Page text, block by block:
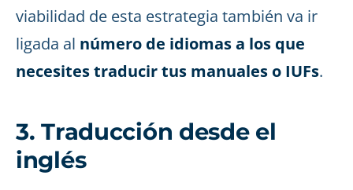
viabilidad de esta estrategia también va ir
ligada al número de idiomas a los que
necesites traducir tus manuales o IUFs.
3. Traducción desde el
inglés